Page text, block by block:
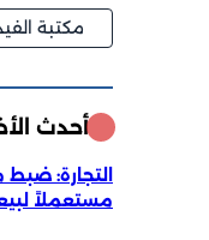
مكتبة
أحدث
مستعملاً